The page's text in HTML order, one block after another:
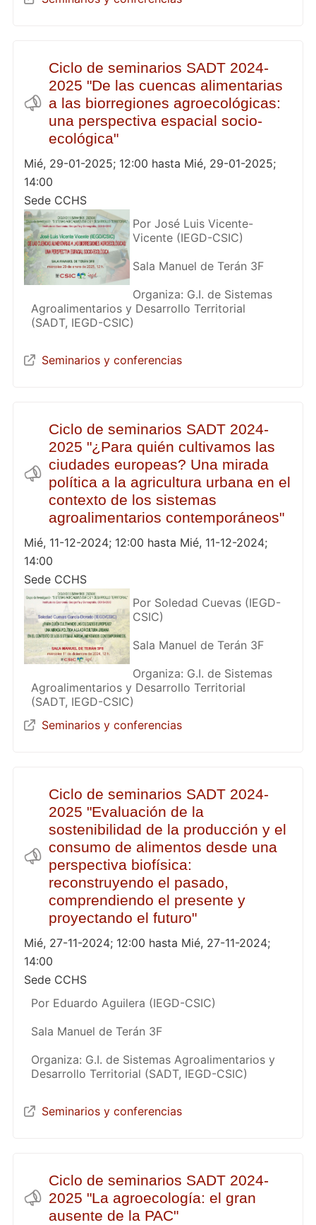
Ciclo de seminarios SADT 2024-
2025 "De las cuencas alimentarias
a las biorregiones agroecológicas:
una perspectiva espacial socio-
ecológica"
Mié, 29-01-2025; 12:00 hasta Mié, 29-01-2025;
14:00
Sede CCHS
Por José Luis Vicente-
Vicente (IEGD-CSIC)
Sala Manuel de Terán 3F
Organiza: G.I. de Sistemas
Agroalimentarios y Desarrollo Territorial
(SADT, IEGD-CSIC)
Seminarios y conferencias
Ciclo de seminarios SADT 2024-
2025 "¿Para quién cultivamos las
ciudades europeas? Una mirada
política a la agricultura urbana en el
contexto de los sistemas
agroalimentarios contemporáneos"
Mié, 11-12-2024; 12:00 hasta Mié, 11-12-2024;
14:00
Sede CCHS
Por Soledad Cuevas (IEGD-
CSIC)
Sala Manuel de Terán 3F
Organiza: G.I. de Sistemas
Agroalimentarios y Desarrollo Territorial
(SADT, IEGD-CSIC)
Seminarios y conferencias
Ciclo de seminarios SADT 2024-
2025 "Evaluación de la
sostenibilidad de la producción y el
consumo de alimentos desde una
perspectiva biofísica:
reconstruyendo el pasado,
comprendiendo el presente y
proyectando el futuro"
Mié, 27-11-2024; 12:00 hasta Mié, 27-11-2024;
14:00
Sede CCHS
Por Eduardo Aguilera (IEGD-CSIC)
Sala Manuel de Terán 3F
Organiza: G.I. de Sistemas Agroalimentarios y
Desarrollo Territorial (SADT, IEGD-CSIC)
Seminarios y conferencias
Ciclo de seminarios SADT 2024-
2025 "La agroecología: el gran
ausente de la PAC"